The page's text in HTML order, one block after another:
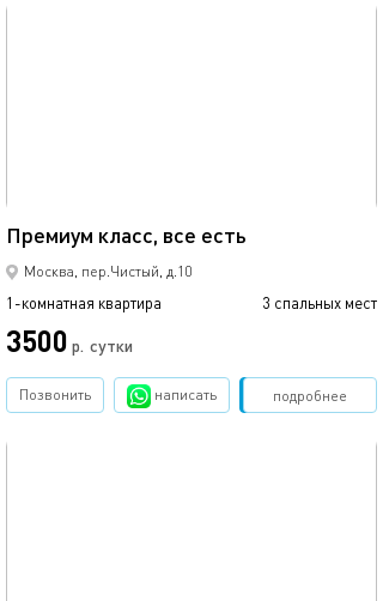
Премиум класс, все есть
Москва, пер.Чистый, д.10
1-комнатная квартира 3 спальных мест
3500 р. сутки
подробнее
Позвонить написать Забронировать